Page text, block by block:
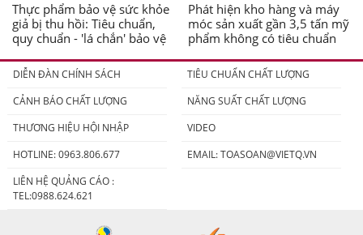
Thực phẩm bảo vệ sức khỏe
giả bị thu hồi: Tiêu chuẩn,
quy chuẩn - 'lá chắn' bảo vệ
Phát hiện kho hàng và máy
móc sản xuất gần 3,5 tấn mỹ
phẩm không có tiêu chuẩn
DIỄN ĐÀN CHÍNH SÁCH
TIÊU CHUẨN CHẤT LƯỢNG
CẢNH BÁO CHẤT LƯỢNG
NĂNG SUẤT CHẤT LƯỢNG
THƯƠNG HIỆU HỘI NHẬP
VIDEO
HOTLINE: 0963.806.677
EMAIL:TOASOAN@VIETQ.VN
LIÊN HỆ QUẢNG CÁO :
TEL:0988.624.621